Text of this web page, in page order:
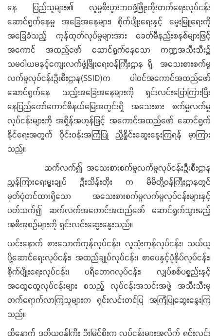
နေ ပြည်သူများ၏ လူမှုစီးပွားဘဝဖွံ့ဖြိုးတိုးတက်ရေးလုပ်ငန်း
ဆောင်ရွက်နေမှု အခြေအနေများ၊ စိုက်ပျိုးရေးနှင့် မွေးမြူရေးကို
အခြေခံသည့် ကုန်ထုတ်လုပ်မှုများအား ခေတ်မီနည်းစနစ်များဖြင့်
အကောင် အထည်ဖော် ဆောင်ရွက်နေသော ကဏ္ဍအသီးသီး၌
သမဝါယမနှင့်ကျေးလက်ဖွံ့ဖြိုးရေးဝန်ကြီးဌာန ရှိ အသေးစားစက်မှု
လက်မှုလုပ်ငန်းဦးစီးဌာန(SSID)က ပါဝင်အကောင်အထည်ဖော်
ဆောင်ရွက်နေ သည့်အခြေအနေများကို ရှင်းလင်းပြောကြားပြီး
နေပြည်တော်ကောင်စီနယ်မြေအတွင်းရှိ အသေးစား စက်မှုလက်မှု
လုပ်ငန်းများကို အရှိန်အဟုန်ဖြင့် အကောင်အထည်ဖော် ဆောင်ရွက်
နိုင်ရေးအတွက် ဝိုင်းဝန်းအကြံပြု ညှိနှိုင်းဆွေးနွေးကြရန် မှာကြား
သည်။
ဆက်လက်၍ အသေးစားစက်မှုလက်မှုလုပ်ငန်းဦးစီးဌာန
ညွှန်ကြားရေးမှူးချုပ် ဦးသိန်းတိုး က မိမိတို့ဝန်ကြီးဌာနတွင်
မှတ်ပုံတင်ထားရှိသော အသေးစားစက်မှုလက်မှုလုပ်ငန်းများနှင့်
ပတ်သက်၍ ဆက်လက်အကောင်အထည်ဖော် ဆောင်ရွက်သွားမည့်
အစီအစဉ်များကို ရှင်းလင်းဆွေးနွေးသည်။
ယင်းနောက် စားသောက်ကုန်လုပ်ငန်း၊ လူသုံးကုန်လုပ်ငန်း၊ သယ်ယူ
ပို့ဆောင်ရေးလုပ်ငန်း၊ အထည်ချုပ်လုပ်ငန်း၊ စာပေနှင့်ပုံနှိပ်လုပ်ငန်း၊
စိုက်ပျိုးရေးလုပ်ငန်း၊ ပရိဘောဂလုပ်ငန်း၊ လျှပ်စစ်ပစ္စည်းနှင့်
အထွေထွေလုပ်ငန်းများ စသည့် လုပ်ငန်းအသင်းအဖွဲ့ အသီးသီးမှ
တက်ရောက်လာကြသူများက ရှင်းလင်းတင်ပြ အကြံပြုဆွေးနွေးကြ
သည်။
ထို့နောက် ဒုတိယဝန်ကြီး ဦးမြင့်စိုးက လုပ်ငန်းများအလိုက် ရှင်းလင်း